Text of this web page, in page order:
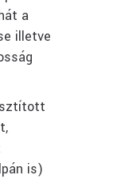
a
illetve
is)